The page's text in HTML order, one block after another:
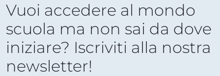
Vuoi accedere al mondo
scuola ma non sai da dove
iniziare? Iscriviti alla nostra
newsletter!